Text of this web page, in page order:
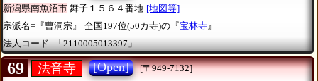
新潟県南魚沼市 舞子１５６４番地 [地図等]
宗派名=『曹洞宗』
全国197位(50カ寺)の『宝林寺 』
法人コード=「2110005013397」
69 法音寺 [Open]
[〒949-7132]